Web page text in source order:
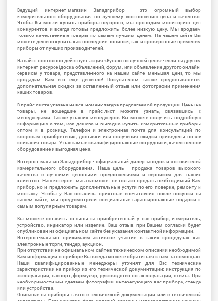
Ведущий интернет-магазин Западприбор - это огромный выбор
измерительного оборудования по лучшему соотношению цена и качество.
Чтобы Вы могли купить приборы недорого, мы проводим мониторинг цен
конкурентов и всегда готовы предложить более низкую цену. Мы продаем
только качественные товары по самым лучшим ценам. На нашем сайте Вы
можете дешево купить как последние новинки, так и проверенные временем
приборы от лучших производителей.
На сайте постоянно действует акция «Куплю по лучшей цене» - если на другом
интернет-ресурсе (доска объявлений, форум, или объявление другого онлайн-
сервиса) у товара, представленного на нашем сайте, меньшая цена, то мы
продадим Вам его еще дешевле! Покупателям также предоставляется
дополнительная скидка за оставленный отзыв или фотографии применения
наших товаров.
В прайс-листе указана не вся номенклатура предлагаемой продукции. Цены на
товары, не вошедшие в прайс-лист можете узнать, связавшись с
менеджерами. Также у наших менеджеров Вы можете получить подробную
информацию о том, как дешево и выгодно купить измерительные приборы
оптом и в розницу. Телефон и электронная почта для консультаций по
вопросам приобретения, доставки или получения скидки приведены возле
описания товара. У нас самые квалифицированные сотрудники, качественное
оборудование и выгодная цена.
Интернет магазин Западприбор - официальный дилер заводов изготовителей
измерительного оборудования. Наша цель - продажа товаров высокого
качества с лучшими ценовыми предложениями и сервисом для наших
клиентов. Наш интернет магазинможет не только продать необходимый Вам
прибор, но и предложить дополнительные услуги по его поверке, ремонту и
монтажу. Чтобы у Вас остались приятные впечатления после покупки на
нашем сайте, мы предусмотрели специальные гарантированные подарки к
самым популярным товарам.
Вы можете оставить отзывы на приобретенный у нас прибор, измеритель,
устройство, индикатор или изделие. Ваш отзыв при Вашем согласии будет
опубликован на официальном сайте без указания контактной информации.
Интернет-магазин принимаем активное участие в таких процедурах как
электронные торги, тендер, аукцион.
При отсутствии на официальном сайте в техническом описании необходимой
Вам информации о приборе Вы всегда можете обратиться к нам за помощью.
Наши квалифицированные менеджеры уточнят для Вас технические
характеристики на прибор из его технической документации: инструкция по
эксплуатации, паспорт, формуляр, руководство по эксплуатации, схемы. При
необходимости мы сделаем фотографии интересующего вас прибора, стенда
или устройства.
Описание на приборы взято с технической документации или с технической